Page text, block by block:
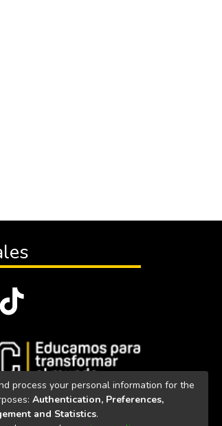
reservados 2023
process your personal information for the
Authentication, Preferences,
and Statistics.